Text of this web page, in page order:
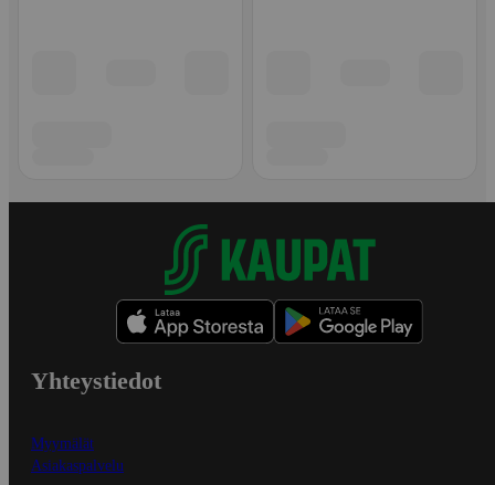
Yhteystiedot
Myymälät
Asiakaspalvelu